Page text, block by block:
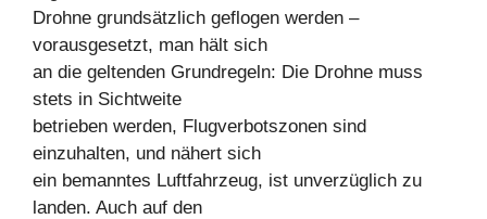
Drohne grundsätzlich geflogen werden –
vorausgesetzt, man hält sich
an die geltenden Grundregeln: Die Drohne muss
stets in Sichtweite
betrieben werden, Flugverbotszonen sind
einzuhalten, und nähert sich
ein bemanntes Luftfahrzeug, ist unverzüglich zu
landen. Auch auf den